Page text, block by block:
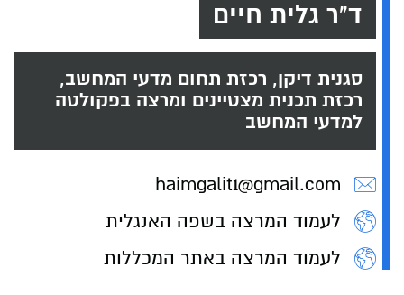
ד"ר גלית חיים
סגנית דיקן, רכזת תחום מדעי המחשב,
רכזת תכנית מצטיינים ומרצה בפקולטה
למדעי המחשב
haimgalit1@gmail.com
לעמוד המרצה בשפה האנגלית
לעמוד המרצה באתר המכללות